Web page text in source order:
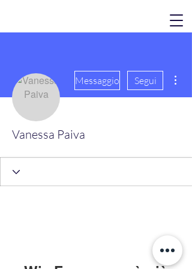
Messaggio Segui
Vanessa Paiva